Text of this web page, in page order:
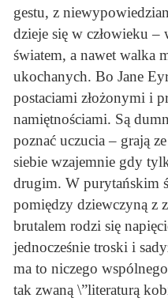
gestu, z
dzieje się w człowieku –
światem, a nawet walka
ukochanych. Bo Jane
postaciami złożonymi i
namiętnościami. Są
poznać uczucia – grają
siebie wzajemnie gdy
drugim. W purytańskim
pomiędzy dziewczyną z
brutalem rodzi się
jednocześnie troski i
ma to niczego wspólnego
tak zwaną \”literaturą